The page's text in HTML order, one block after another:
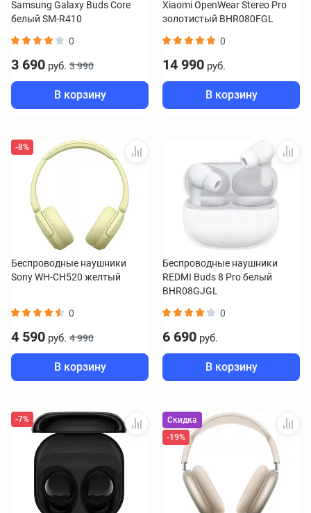
Samsung Galaxy Buds Core
белый SM-R410
0
3 690 руб. 3 990
В корзину
Xiaomi OpenWear Stereo Pro
золотистый BHR080FGL
0
14 990 руб.
В корзину
-8%
Беспроводные наушники
Sony WH-CH520 желтый
0
4 590 руб. 4 990
В корзину
Беспроводные наушники
REDMI Buds 8 Pro белый
BHR08GJGL
0
6 690 руб.
В корзину
-7%
Скидка
-19%